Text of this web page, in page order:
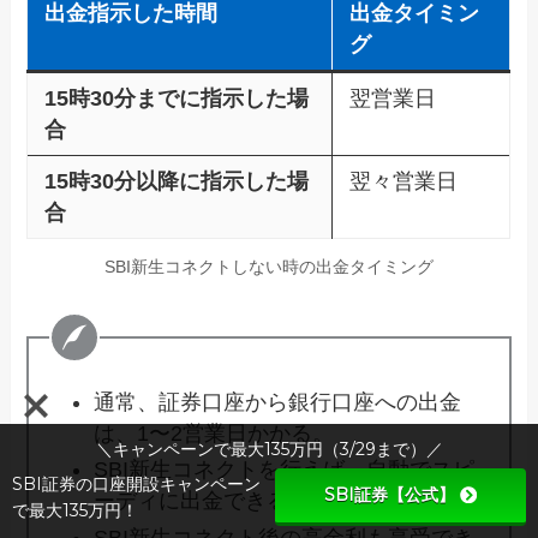
出金指示した時間
出金タイミン
グ
15時30分までに指示した場
合
翌営業日
15時30分以降に指示した場
合
翌々営業日
SBI新生コネクトしない時の出金タイミング
通常、証券口座から銀行口座への出金
は、1〜2営業日かかる。
SBI新生コネクトを行えば、自動でスピ
ーディに出金できる。
＼キャンペーンで最大135万円（3/29まで）／
SBI証券の口座開設キャンペーン
で最大135万円！
SBI証券【公式】